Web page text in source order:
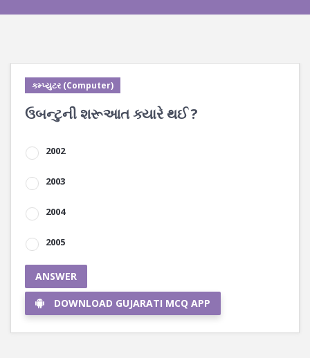
કમ્પ્યુટર (Computer)
ઉબન્ટુની શરૂઆત ક્યારે થઈ ?
2002
2003
2004
2005
ANSWER
DOWNLOAD GUJARATI MCQ APP